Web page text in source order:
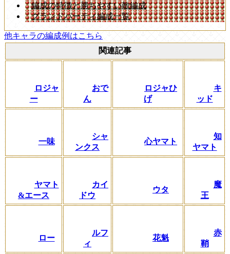
編成の特徴と勝ちやすい敵編成
グランドパーティ編成一覧
他キャラの編成例はこちら
関連記事
ロジャ
ー
おで
ん
ロジャひ
げ
キ
ッド
一味
シャ
ンクス
心ヤマト
知
ヤマト
ヤマト
&エース
カイ
ドウ
ウタ
魔
王
ロー
ルフ
ィ
花魁
赤
鞘